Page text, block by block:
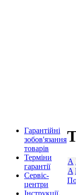
Гарантійні
зобов'язання
товарів
Терміни
гарантії
Сервіс-
центри
Інструкції,
А
A